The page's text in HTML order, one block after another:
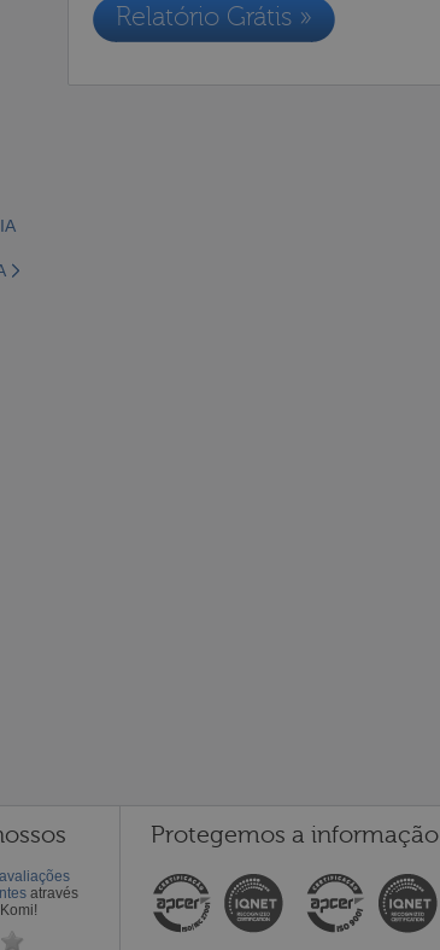
Relatório Grátis »
avaliações
através
Protegemos a informação